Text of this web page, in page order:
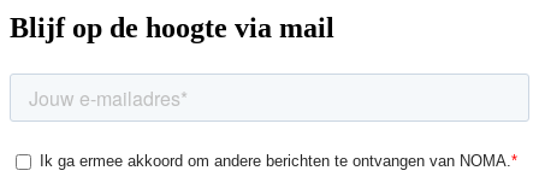
Blijf op de hoogte via mail